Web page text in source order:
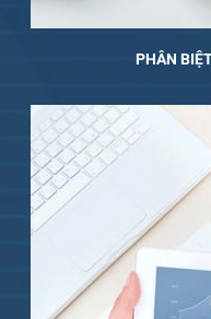
PHÂN